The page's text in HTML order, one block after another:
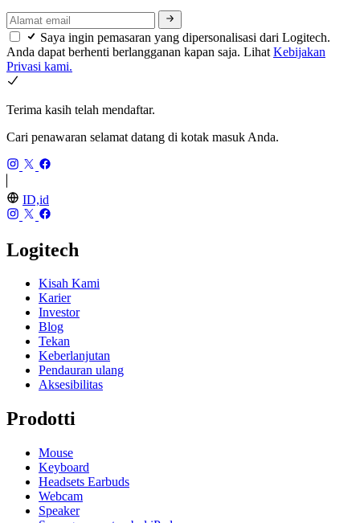
Saya ingin pemasaran yang dipersonalisasi dari Logitech.
Anda dapat berhenti berlangganan kapan saja. Lihat Kebijakan
Privasi kami.
Terima kasih telah mendaftar.
Cari penawaran selamat datang di kotak masuk Anda.
ID,id
Logitech
Kisah Kami
Karier
Investor
Blog
Tekan
Keberlanjutan
Pendauran ulang
Aksesibilitas
Prodotti
Mouse
Keyboard
Headsets Earbuds
Webcam
Speaker